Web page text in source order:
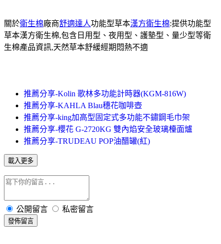
關於衛生棉廠商舒適達人功能型草本漢方衛生棉:提供功能型
草本漢方衛生棉,包含日用型、夜用型、護墊型、量少型等衛
生棉產品資訊,天然草本舒緩經期悶熱不適
推薦分享-Kolin 歌林多功能計時器(KGM-816W)
推薦分享-KAHLA Blau穗花咖啡壺
推薦分享-king加高型固定式多功能不鏽鋼毛巾架
推薦分享-櫻花 G-2720KG 雙內焰安全玻璃檯面爐
推薦分享-TRUDEAU POP油醋罐(紅)
載入更多
公開留言 私密留言
發佈留言